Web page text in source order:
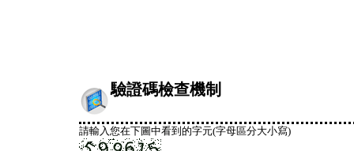
驗證碼檢查機制
請輸入您在下圖中看到的字元(字母區分大小寫)